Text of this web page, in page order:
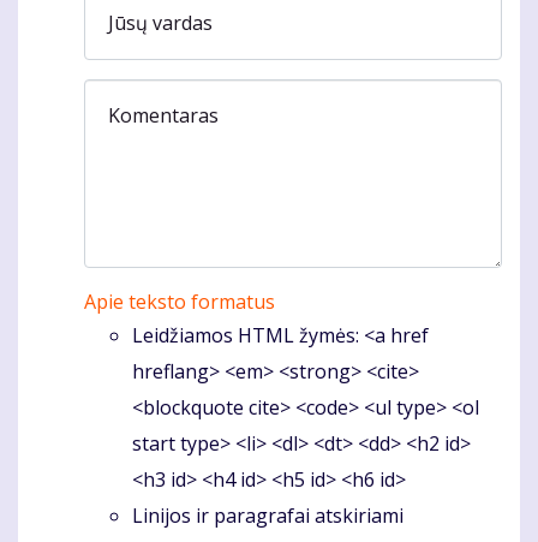
Jūsų vardas
Komentaras
Apie teksto formatus
Leidžiamos HTML žymės: <a href
hreflang> <em> <strong> <cite>
<blockquote cite> <code> <ul type> <ol
start type> <li> <dl> <dt> <dd> <h2 id>
<h3 id> <h4 id> <h5 id> <h6 id>
Linijos ir paragrafai atskiriami